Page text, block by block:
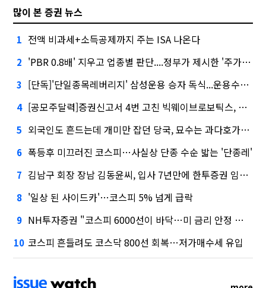
많이 본 증권 뉴스
1 전액 비과세+소득공제까지 주는 ISA 나온다
2 'PBR 0.8배' 지우고 업종별 판단....정부가 제시한 '주가 누르기' 방지법
3 [단독]'단일종목레버리지' 삼성운용 승자 독식...운용수익 미래에셋의 6배
4 [공모주달력]증권신고서 4번 고친 빅웨이브로보틱스, 수요예측
5 외국인도 흔드는데 개미만 잡던 당국, 묘수는 과다호가부담금?
6 폭등후 미끄러진 코스피…사실상 단종 수순 밟는 '단종레'
7 김남구 회장 장남 김동윤씨, 입사 7년만에 한투증권 임원 승진
8 '일상 된 사이드카'…코스피 5% 넘게 급락
9 NH투자증권 "코스피 6000선이 바닥…미 금리 안정 후 추가 회복"
10 코스피 흔들려도 코스닥 800선 회복…저가매수세 유입